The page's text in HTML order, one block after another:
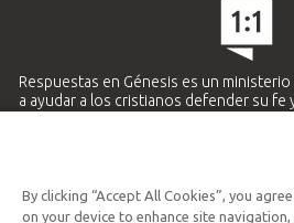
Respuestas en Génesis es un
a ayudar a los cristianos defender su fe
Ministerio
By clicking “Accept All Cookies”, you
on your device to enhance site navigation,